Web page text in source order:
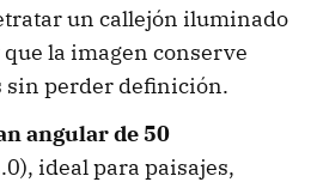
un callejón iluminado
la imagen conserve
sin perder definición.
angular de 50
ideal para paisajes,